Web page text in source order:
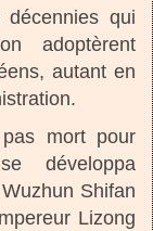
décennies qui
adoptèrent
autant en
mort pour
développa
Shifan
Lizong